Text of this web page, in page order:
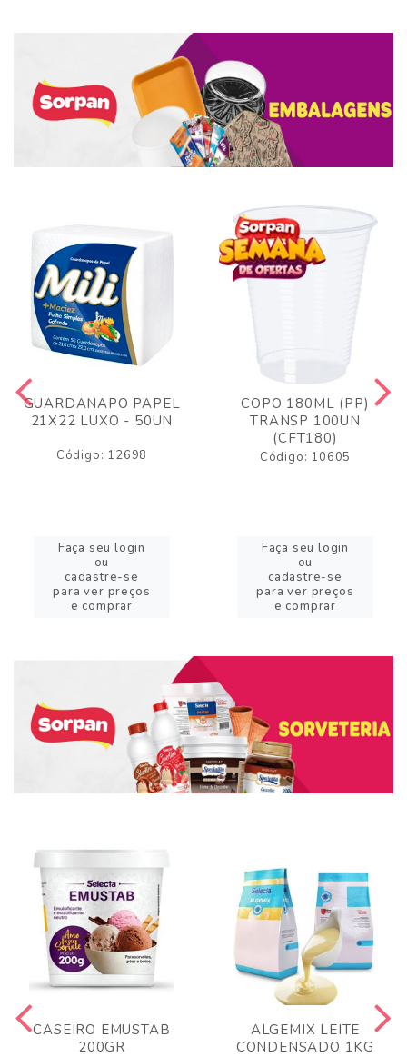
GUARDANAPO PAPEL
21X22 LUXO - 50UN
Código: 12698
Faça seu login
ou
cadastre-se
para ver preços
e comprar
COPO 180ML (PP)
TRANSP 100UN
(CFT180)
Código: 10605
Faça seu login
ou
cadastre-se
para ver preços
e comprar
CASEIRO EMUSTAB
200GR
ALGEMIX LEITE
CONDENSADO 1KG